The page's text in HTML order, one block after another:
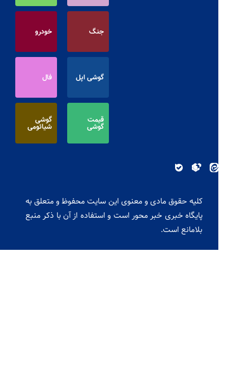
جنگ خودرو
گوشی اپل
قیمت
گوشی
گوشی
شیائومی
کلیه حقوق مادی و معنوی این سایت محفوظ و متعلق به
پایگاه خبری خبر محور است و استفاده از آن با ذکر منبع
بلامانع است.